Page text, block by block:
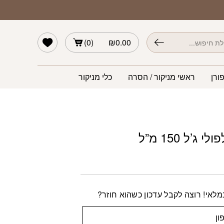
₪0.00
(
0
)
ראשי מניקור / הסרה כלי מניקור
150 מ”ל
רוצה לקבל עדכון כשהוא חוזר?